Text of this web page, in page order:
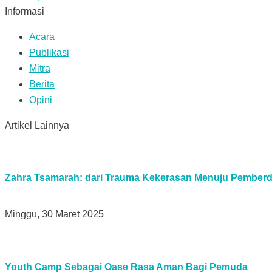
Informasi
Acara
Publikasi
Mitra
Berita
Opini
Artikel Lainnya
Zahra Tsamarah: dari Trauma Kekerasan Menuju
Minggu, 30 Maret 2025
Youth Camp Sebagai Oase Rasa Aman Bagi Pemuda